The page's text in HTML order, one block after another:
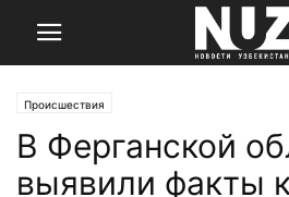
Происшествия
В Ферганской
выявили факты